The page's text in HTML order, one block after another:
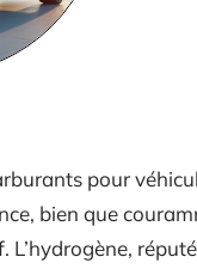
pour
bien que
L’hydrogène,